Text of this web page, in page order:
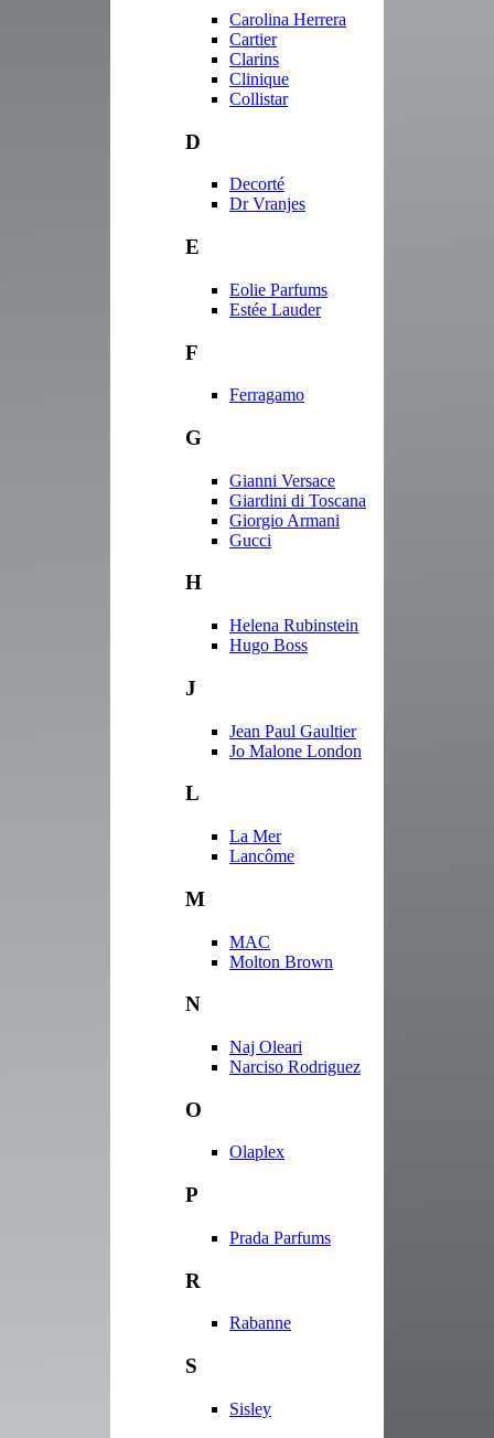
Carolina Herrera
Cartier
Clarins
Clinique
Collistar
D
Decorté
Dr Vranjes
E
Eolie Parfums
Estée Lauder
F
Ferragamo
G
Gianni Versace
Giardini di Toscana
Giorgio Armani
Gucci
H
Helena Rubinstein
Hugo Boss
J
Jean Paul Gaultier
Jo Malone London
L
La Mer
Lancôme
M
MAC
Molton Brown
N
Naj Oleari
Narciso Rodriguez
O
Olaplex
P
Prada Parfums
R
Rabanne
S
Sisley